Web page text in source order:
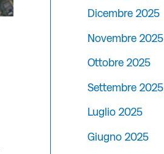
Dicembre 2025
Novembre 2025
Ottobre 2025
Settembre 2025
Luglio 2025
Giugno 2025